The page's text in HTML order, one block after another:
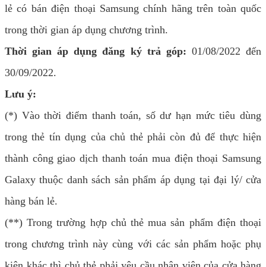
lẻ có bán điện thoại Samsung chính hãng trên toàn quốc
trong thời gian áp dụng chương trình.
Thời gian áp dụng đăng ký trả góp: 01/08/2022 đến
30/09/2022.
Lưu ý:
(*) Vào thời điểm thanh toán, số dư hạn mức tiêu dùng
trong thẻ tín dụng của chủ thẻ phải còn đủ để thực hiện
thành công giao dịch thanh toán mua điện thoại Samsung
Galaxy thuộc danh sách sản phẩm áp dụng tại đại lý/ cửa
hàng bán lẻ.
(**) Trong trường hợp chủ thẻ mua sản phẩm điện thoại
trong chương trình này cùng với các sản phẩm hoặc phụ